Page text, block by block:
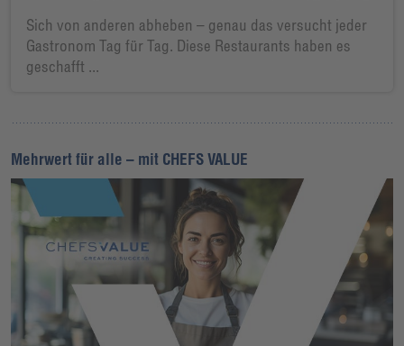
Sich von anderen abheben – genau das versucht jeder
Gastronom Tag für Tag. Diese Restaurants haben es
geschafft ...
Mehrwert für alle – mit CHEFS VALUE